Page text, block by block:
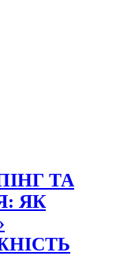
ТА
ЯК